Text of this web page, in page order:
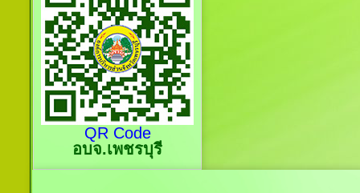
QR Code
อบจ.เพชรบุรี